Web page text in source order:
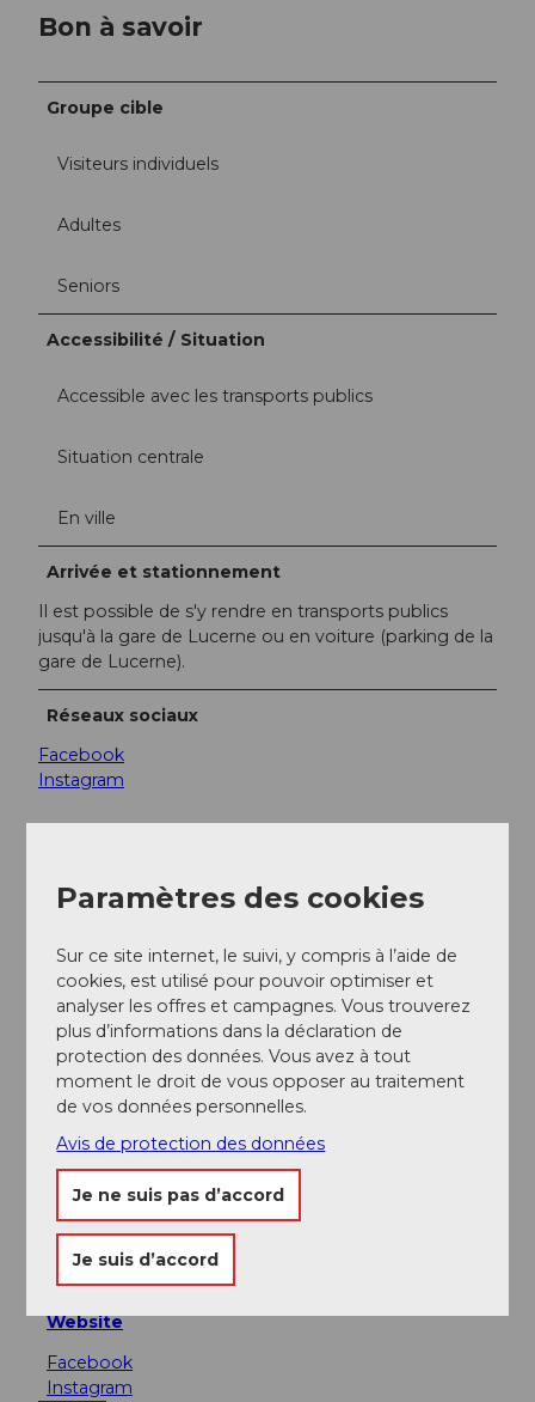
Bon à savoir
Groupe cible
Visiteurs individuels
Adultes
Seniors
Accessibilité / Situation
Accessible avec les transports publics
Situation centrale
En ville
Arrivée et stationnement
Il est possible de s'y rendre en transports publics
jusqu'à la gare de Lucerne ou en voiture (parking de la
gare de Lucerne).
Réseaux sociaux
Facebook
Instagram
A voir
Pilatusstrasse 18
karten@sinfonieorchester.ch
Website
Facebook
Instagram
Paramètres des cookies
Sur ce site internet, le suivi, y compris à l’aide de
cookies, est utilisé pour pouvoir optimiser et
analyser les offres et campagnes. Vous trouverez
plus d’informations dans la déclaration de
protection des données. Vous avez à tout
moment le droit de vous opposer au traitement
de vos données personnelles.
Avis de protection des données
Je ne suis pas d’accord
Je suis d’accord